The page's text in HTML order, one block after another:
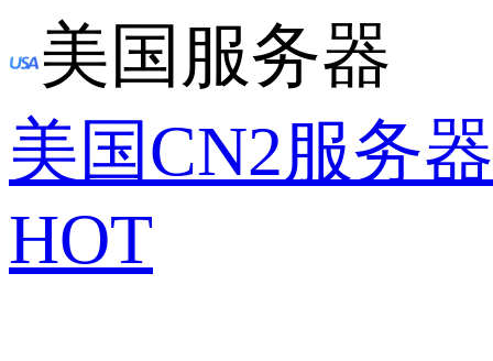
美国服务器
美国CN2服务器
HOT